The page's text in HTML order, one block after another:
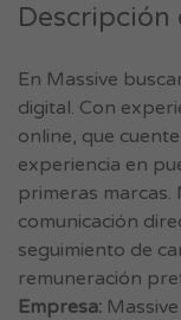
Descripción
En Massive
digital. Con
online, que
experiencia en
primeras marcas.
comunicación
seguimiento de
remuneración
Empresa: Massive